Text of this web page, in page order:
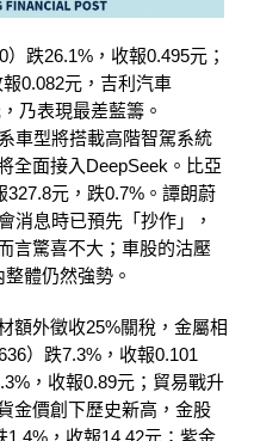
跌26.1%，收報0.495元；
0.082元，吉利汽車
乃表現最差藍籌。
車型將搭載高階智駕系統
全面接入DeepSeek。比亞
元，跌0.7%。譚朗蔚
消息時已預先「抄作」，
言驚喜不大；車股的沽壓
體仍然強勢。
額外徵收25%關稅，金屬相
）跌7.3%，收報0.101
，收報0.89元；貿易戰升
金價創下歷史新高，金股
，收報14.42元；紫金